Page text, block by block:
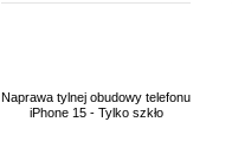
Naprawa tylnej obudowy telefonu
iPhone 15 - Tylko szkło